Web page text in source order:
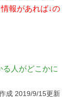
報があれば↓の
人がどこかに
成 2019/9/15更新